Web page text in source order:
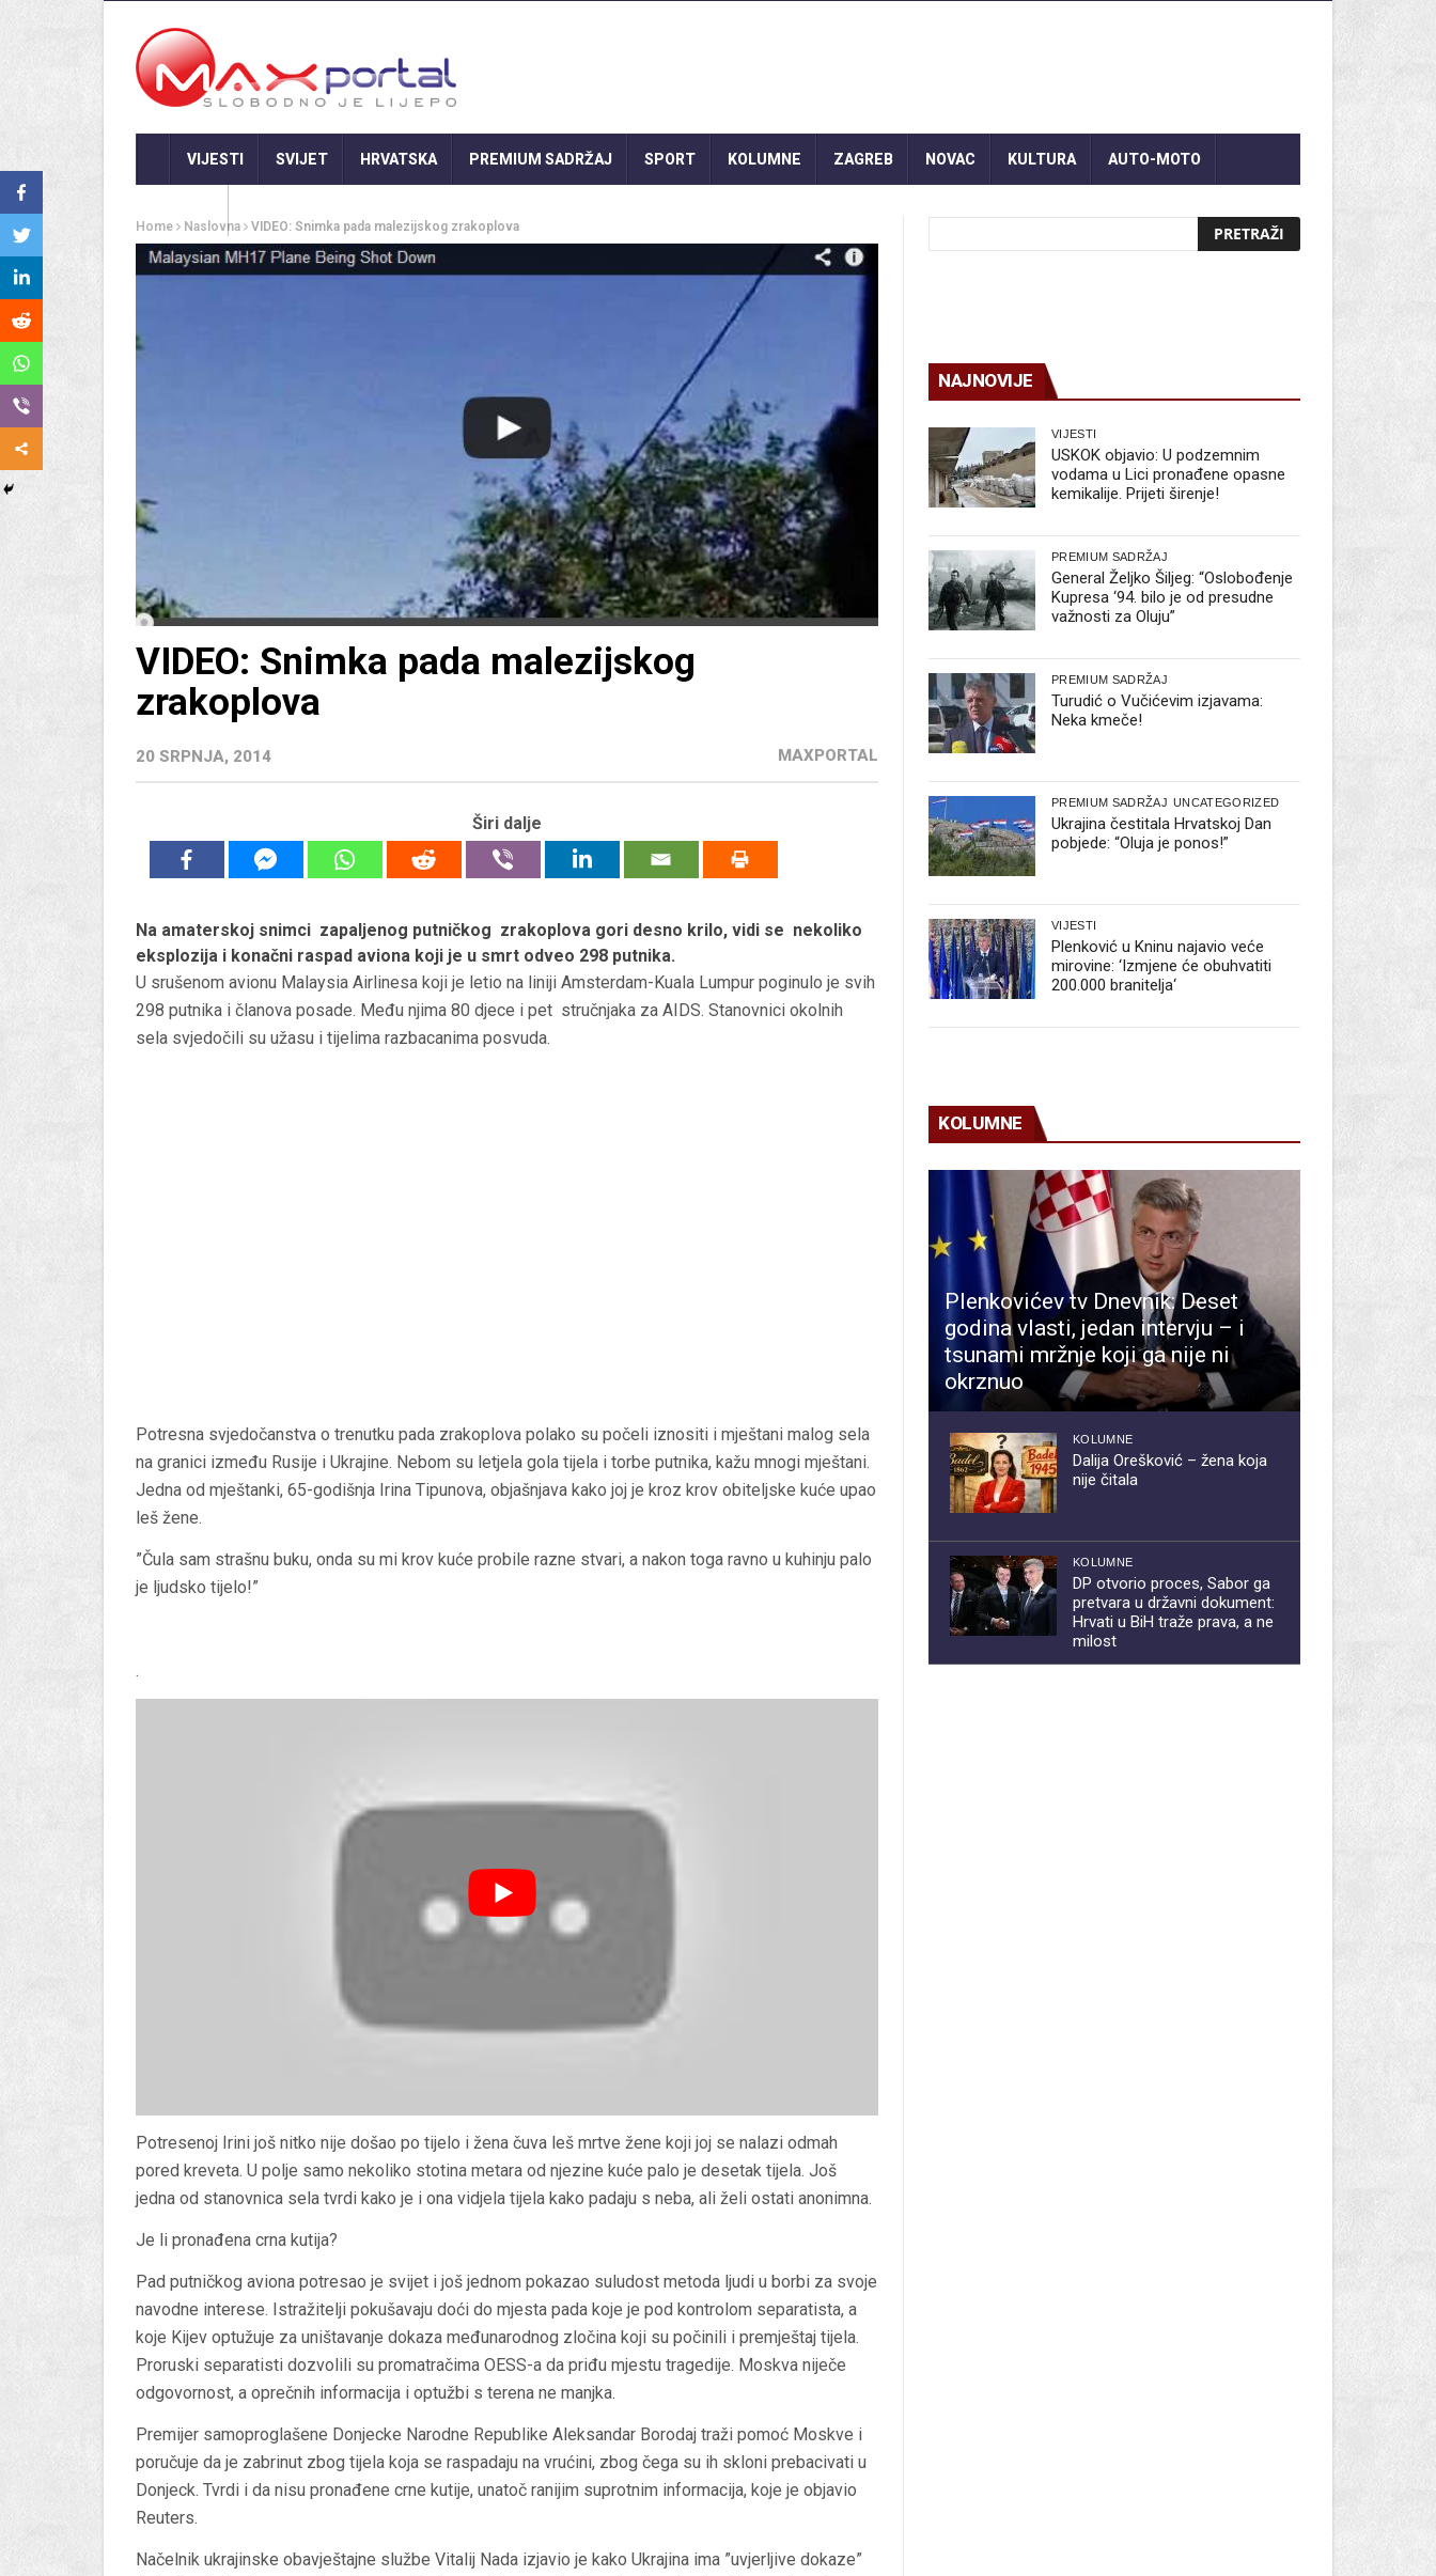
VIJESTI SVIJET HRVATSKA PREMIUM SADRŽAJ SPORT KOLUMNE ZAGREB NOVAC KULTURA AUTO-MOTO
Home Naslovna VIDEO: Snimka pada malezijskog zrakoplova
VIDEO: Snimka pada malezijskog
zrakoplova
20 SRPNJA, 2014 MAXPORTAL
Širi dalje
Na amaterskoj snimci zapaljenog putničkog zrakoplova gori desno krilo, vidi se nekoliko
eksplozija i konačni raspad aviona koji je u smrt odveo 298 putnika.
U srušenom avionu Malaysia Airlinesa koji je letio na liniji Amsterdam-Kuala Lumpur poginulo je svih
298 putnika i članova posade. Među njima 80 djece i pet stručnjaka za AIDS. Stanovnici okolnih
sela svjedočili su užasu i tijelima razbacanima posvuda.
Potresna svjedočanstva o trenutku pada zrakoplova polako su počeli iznositi i mještani malog sela
na granici između Rusije i Ukrajine. Nebom su letjela gola tijela i torbe putnika, kažu mnogi mještani.
Jedna od mještanki, 65-godišnja Irina Tipunova, objašnjava kako joj je kroz krov obiteljske kuće upao
leš žene.
”Čula sam strašnu buku, onda su mi krov kuće probile razne stvari, a nakon toga ravno u kuhinju palo
je ljudsko tijelo!”
.
Potresenoj Irini još nitko nije došao po tijelo i žena čuva leš mrtve žene koji joj se nalazi odmah
pored kreveta. U polje samo nekoliko stotina metara od njezine kuće palo je desetak tijela. Još
jedna od stanovnica sela tvrdi kako je i ona vidjela tijela kako padaju s neba, ali želi ostati anonimna.
Je li pronađena crna kutija?
Pad putničkog aviona potresao je svijet i još jednom pokazao suludost metoda ljudi u borbi za svoje
navodne interese. Istražitelji pokušavaju doći do mjesta pada koje je pod kontrolom separatista, a
koje Kijev optužuje za uništavanje dokaza međunarodnog zločina koji su počinili i premještaj tijela.
Proruski separatisti dozvolili su promatračima OESS-a da priđu mjestu tragedije. Moskva niječe
odgovornost, a oprečnih informacija i optužbi s terena ne manjka.
Premijer samoproglašene Donjecke Narodne Republike Aleksandar Borodaj traži pomoć Moskve i
poručuje da je zabrinut zbog tijela koja se raspadaju na vrućini, zbog čega su ih skloni prebacivati u
Donjeck. Tvrdi i da nisu pronađene crne kutije, unatoč ranijim suprotnim informacija, koje je objavio
Reuters.
Načelnik ukrajinske obavještajne službe Vitalij Nada izjavio je kako Ukrajina ima ”uvjerljive dokaze”
NAJNOVIJE
VIJESTI
USKOK objavio: U podzemnim
vodama u Lici pronađene opasne
kemikalije. Prijeti širenje!
PREMIUM SADRŽAJ
General Željko Šiljeg: “Oslobođenje
Kupresa ‘94. bilo je od presudne
važnosti za Oluju”
PREMIUM SADRŽAJ
Turudić o Vučićevim izjavama:
Neka kmeče!
PREMIUM SADRŽAJ UNCATEGORIZED
Ukrajina čestitala Hrvatskoj Dan
pobjede: “Oluja je ponos!”
VIJESTI
Plenković u Kninu najavio veće
mirovine: ‘Izmjene će obuhvatiti
200.000 branitelja‘
KOLUMNE
Plenkovićev tv Dnevnik: Deset
godina vlasti, jedan intervju – i
tsunami mržnje koji ga nije ni
okrznuo
KOLUMNE
Dalija Orešković – žena koja
nije čitala
KOLUMNE
DP otvorio proces, Sabor ga
pretvara u državni dokument:
Hrvati u BiH traže prava, a ne
milost